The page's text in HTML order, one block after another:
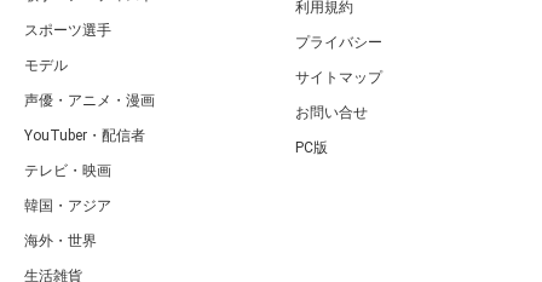
スポーツ選手
モデル
声優・アニメ・漫画
YouTuber・配信者
テレビ・映画
韓国・アジア
海外・世界
生活雑貨
利用規約
プライバシー
サイトマップ
お問い合せ
PC版